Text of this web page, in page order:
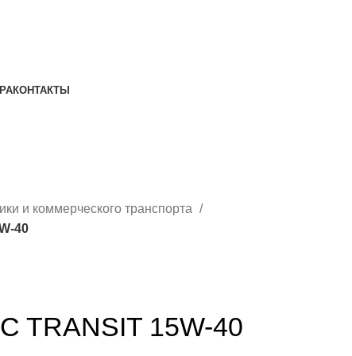
КОНТАКТЫ
и коммерческого транспорта
40
TRANSIT 15W-40